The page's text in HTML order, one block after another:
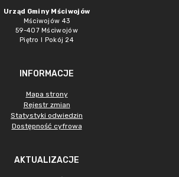
Urząd Gminy Mściwojów
Mściwojów 43
59-407 Mściwojów
Piętro I Pokój 24
INFORMACJE
Mapa strony
Rejestr zmian
Statystyki odwiedzin
Dostępność cyfrowa
AKTUALIZACJE